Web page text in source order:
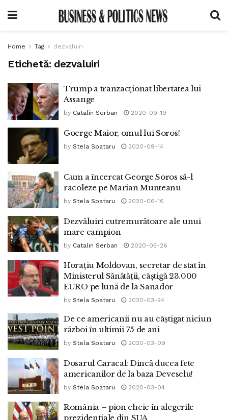
Home Tag dezvaluiri
Etichetă: dezvaluiri
Trump a tranzacționat libertatea lui
Assange
by Catalin Serban 2020-09-19
Goerge Maior, omul lui Soros!
by Stela Spataru 2020-09-14
Cum a încercat George Soros să-l
racoleze pe Marian Munteanu
by Stela Spataru 2020-06-16
Dezvăluiri cutremurătoare ale unui
mare campion
by Catalin Serban 2020-05-26
Horațiu Moldovan, secretar de stat în
Ministerul Sănătății, câștigă 23.000
EURO pe lună de la Sanador
by Stela Spataru 2020-03-24
De ce americanii nu au câștigat niciun
război în ultimii 75 de ani
by Stela Spataru 2020-03-09
Dosarul Caracal: Dincă ducea fete
americanilor de la baza Deveselu!
by Stela Spataru 2020-03-04
România – pion cheie în alegerile
prezidențiale din SUA